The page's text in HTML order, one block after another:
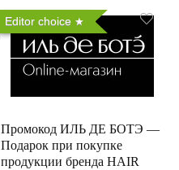
Editor choice
Промокод ИЛЬ ДЕ БОТЭ —
Подарок при покупке
продукции бренда HAIR